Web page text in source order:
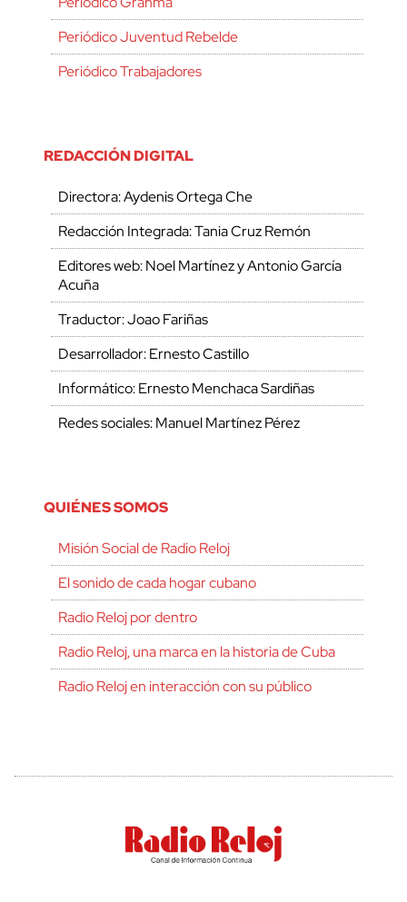
Periódico Juventud Rebelde
Periódico Trabajadores
REDACCIÓN DIGITAL
Directora: Aydenis Ortega Che
Redacción Integrada: Tania Cruz Remón
Editores web: Noel Martínez y Antonio García
Acuña
Traductor: Joao Fariñas
Desarrollador: Ernesto Castillo
Informático: Ernesto Menchaca Sardiñas
Redes sociales: Manuel Martínez Pérez
QUIÉNES SOMOS
Misión Social de Radio Reloj
El sonido de cada hogar cubano
Radio Reloj por dentro
Radio Reloj, una marca en la historia de Cuba
Radio Reloj en interacción con su público